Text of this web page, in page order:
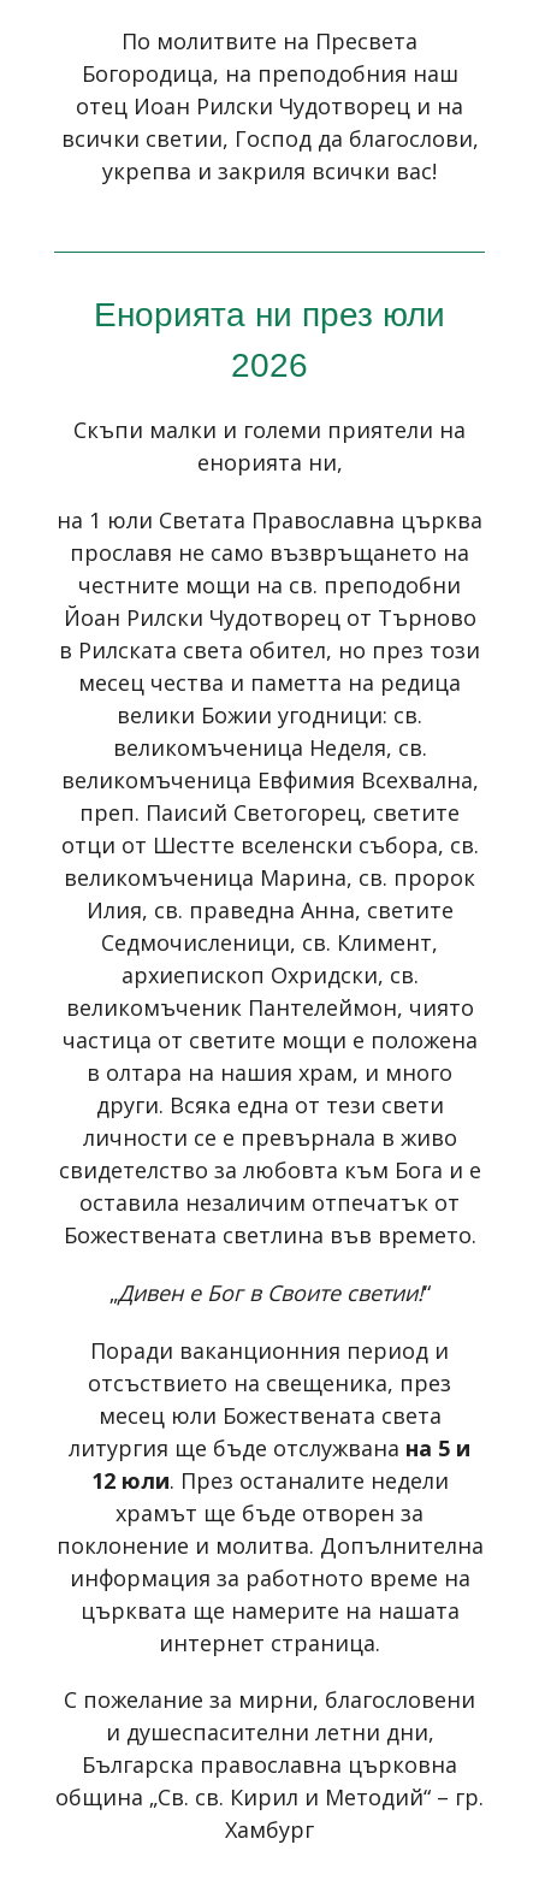
По молитвите на Пресвета
Богородица, на преподобния наш
отец Иоан Рилски Чудотворец и на
всички светии, Господ да благослови,
укрепва и закриля всички вас!
Енорията ни през юли
2026
Скъпи малки и големи приятели на
енорията ни,
на 1 юли Светата Православна църква
прославя не само възвръщането на
честните мощи на св. преподобни
Йоан Рилски Чудотворец от Търново
в Рилската света обител, но през този
месец чества и паметта на редица
велики Божии угодници: св.
великомъченица Неделя, св.
великомъченица Евфимия Всехвална,
преп. Паисий Светогорец, светите
отци от Шестте вселенски събора, св.
великомъченица Марина, св. пророк
Илия, св. праведна Анна, светите
Седмочисленици, св. Климент,
архиепископ Охридски, св.
великомъченик Пантелеймон, чиято
частица от светите мощи е положена
в олтара на нашия храм, и много
други. Всяка една от тези свети
личности се е превърнала в живо
свидетелство за любовта към Бога и е
оставила незаличим отпечатък от
Божествената светлина във времето.
„Дивен е Бог в Своите светии!“
Поради ваканционния период и
отсъствието на свещеника, през
месец юли Божествената света
литургия ще бъде отслужвана на 5 и
12 юли. През останалите недели
храмът ще бъде отворен за
поклонение и молитва. Допълнителна
информация за работното време на
църквата ще намерите на нашата
интернет страница.
С пожелание за мирни, благословени
и душеспасителни летни дни,
Българска православна църковна
община „Св. св. Кирил и Методий“ – гр.
Хамбург